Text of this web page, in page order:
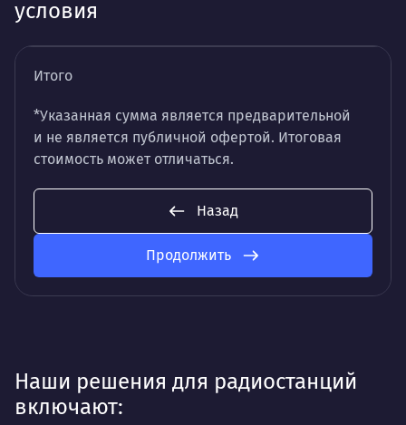
условия
Итого
*Указанная сумма является предварительной
и не является публичной офертой. Итоговая
стоимость может отличаться.
Назад
Продолжить
Наши решения для радиостанций
включают: